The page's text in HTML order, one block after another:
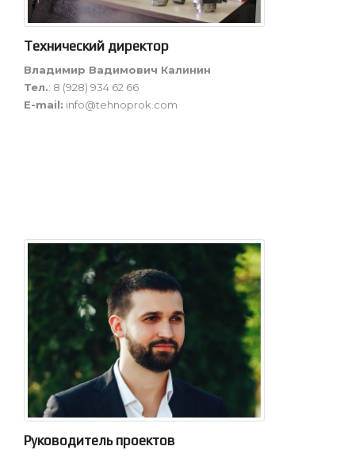
Технический директор
Владимир Вадимович Калинин
Тел.: 8 (928) 934 62 66
E-mail: info@tehnoprok.com
Руководитель проектов